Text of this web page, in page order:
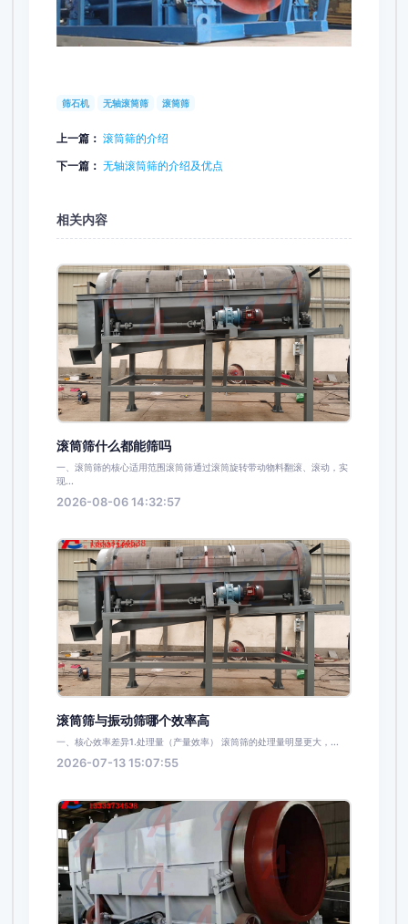
筛石机 无轴滚筒筛 滚筒筛
上一篇： 滚筒筛的介绍
下一篇： 无轴滚筒筛的介绍及优点
相关内容
滚筒筛什么都能筛吗
一、滚筒筛的核心适用范围滚筒筛通过滚筒旋转带动物料翻滚、滚动，实
现...
2026-08-06 14:32:57
滚筒筛与振动筛哪个效率高
一、核心效率差异1.处理量（产量效率） 滚筒筛的处理量明显更大，...
2026-07-13 15:07:55